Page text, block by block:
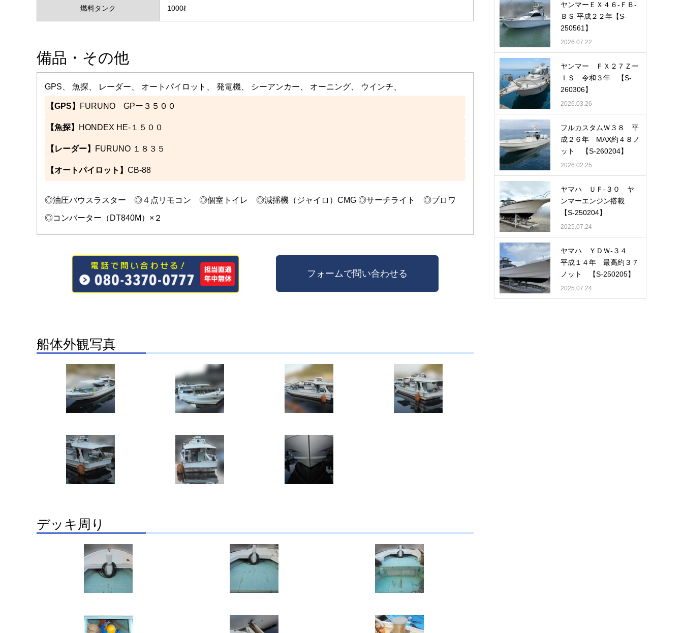
燃料タンク 1000ℓ
備品・その他
GPS、 魚探、 レーダー、 オートパイロット、 発電機、 シーアンカー、 オーニング、 ウインチ、
【GPS】 FURUNO GPー３５００
【魚探】 HONDEX HE-１５００
【レーダー】 FURUNO １８３５
【オートパイロット】 CB-88
◎油圧バウスラスター ◎４点リモコン ◎個室トイレ ◎減揺機（ジャイロ）CMG ◎サーチライト ◎ブロワ
◎コンバーター（DT840M）×２
船体外観写真
デッキ周り
ヤンマーＥＸ４６-ＦＢ-
ＢＳ 平成２２年【S-
250561】
2026.07.22
ヤンマー ＦＸ２７Ｚー
ＩＳ 令和３年 【S-
260306】
2026.03.26
フルカスタムＷ３８ 平
成２６年 MAX約４８ノ
ット 【S-260204】
2026.02.25
ヤマハ ＵＦ-３０ ヤ
ンマーエンジン搭載
【S-250204】
2025.07.24
ヤマハ ＹＤＷ-３４
平成１４年 最高約３７
ノット 【S-250205】
2025.07.24